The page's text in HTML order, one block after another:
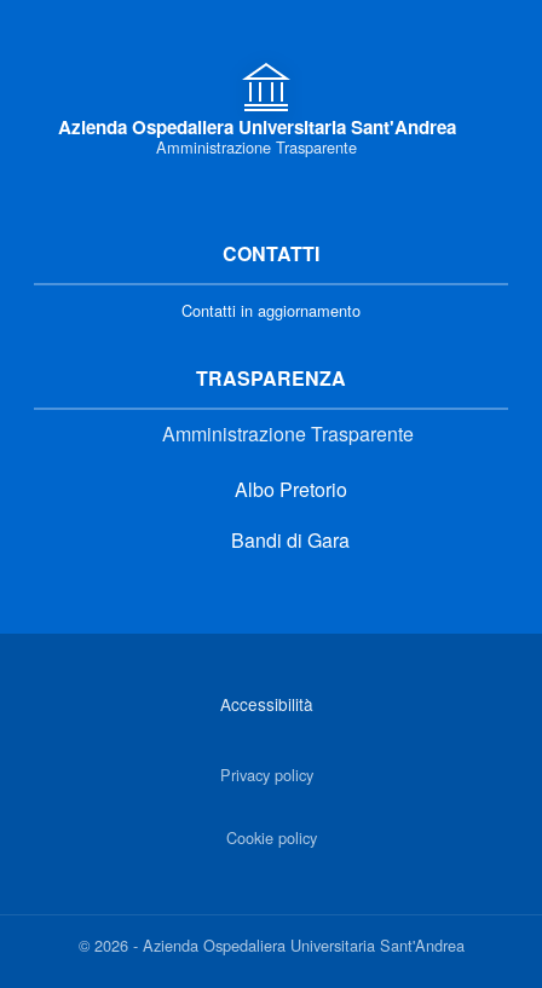
Azienda Ospedaliera Universitaria Sant'Andrea
Amministrazione Trasparente
CONTATTI
Contatti in aggiornamento
TRASPARENZA
Amministrazione Trasparente
Albo Pretorio
Bandi di Gara
Accessibilità
Privacy policy
Cookie policy
©2026- Azienda Ospedaliera Universitaria Sant'Andrea